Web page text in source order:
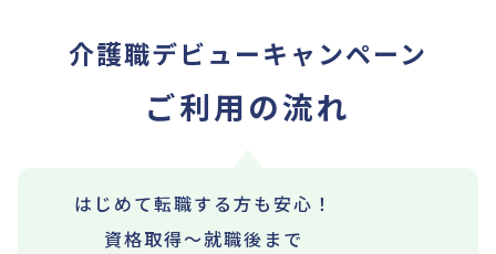
介護職デビューキャンペーン
ご利用の流れ
はじめて転職する方も安心！
資格取得～就職後まで